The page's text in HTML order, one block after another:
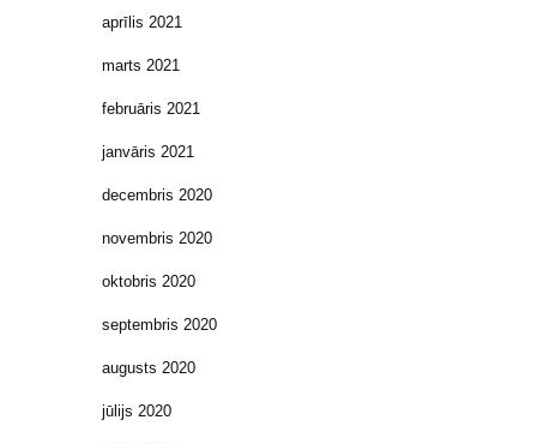
aprīlis 2021
marts 2021
februāris 2021
janvāris 2021
decembris 2020
novembris 2020
oktobris 2020
septembris 2020
augusts 2020
jūlijs 2020